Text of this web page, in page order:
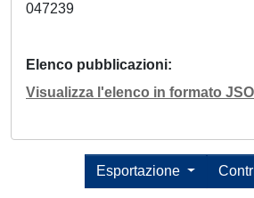
047239
Elenco pubblicazioni
Visualizza l'elenco in formato
Esportazione